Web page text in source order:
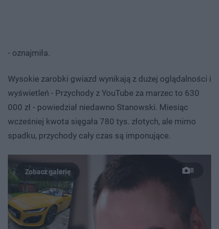
- oznajmiła.
Wysokie zarobki gwiazd wynikają z dużej oglądalności i
wyświetleń - Przychody z YouTube za marzec to 630
000 zł - powiedział niedawno Stanowski. Miesiąc
wcześniej kwota sięgała 780 tys. złotych, ale mimo
spadku, przychody cały czas są imponujące.
8